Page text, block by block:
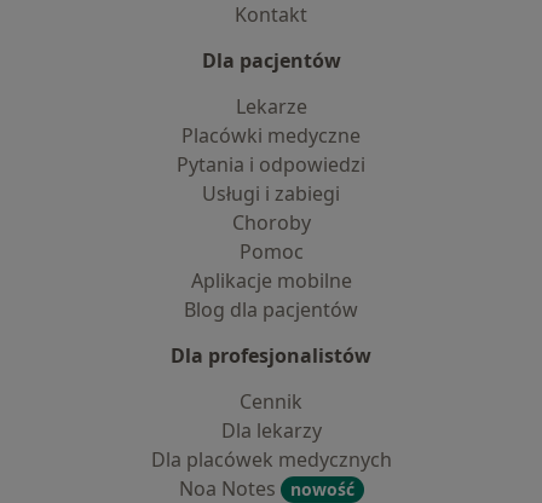
Kontakt
Dla pacjentów
Lekarze
Placówki medyczne
Pytania i odpowiedzi
Usługi i zabiegi
Choroby
Pomoc
Aplikacje mobilne
Blog dla pacjentów
Dla profesjonalistów
Cennik
Dla lekarzy
Dla placówek medycznych
Noa Notes
nowość